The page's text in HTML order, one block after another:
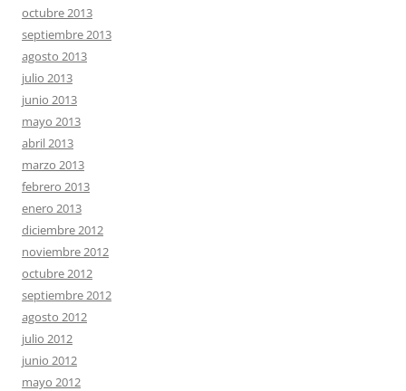
octubre 2013
septiembre 2013
agosto 2013
julio 2013
junio 2013
mayo 2013
abril 2013
marzo 2013
febrero 2013
enero 2013
diciembre 2012
noviembre 2012
octubre 2012
septiembre 2012
agosto 2012
julio 2012
junio 2012
mayo 2012